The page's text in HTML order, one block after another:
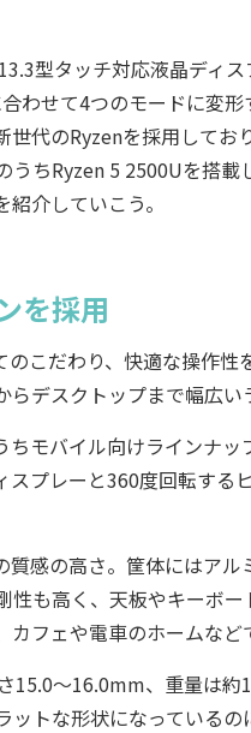
型タッチ対応液晶ディ
わせて4つのモードに変
代のRyzenを採用して
ちRyzen 5 2500Uを搭
介していこう。
を採用
こだわり、快適な操作性
デスクトップまで幅広い
ちモバイル向けラインナ
プレーと360度回転する
感の高さ。筐体にはア
も高く、天板やキーボ
フェや電車のホームなど
～16.0mm、重量は約
トな形状になっている